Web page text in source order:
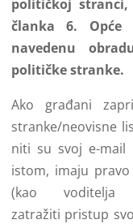
političkoj
članka 6. Opće
navedenu
političke stranke.
Ako građani
stranke/neovisne
niti su svoj e-
istom, imaju
(kao voditelja
zatražiti pristup